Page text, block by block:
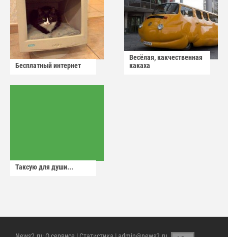
Бесплатный интернет
Весёлая, какчественная
какаха
Таксую для души...